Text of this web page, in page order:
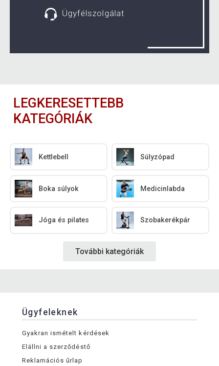
Ügyfélszolgálat
LEGKERESETTEBB
KATEGÓRIÁK
Kettlebell Súlyzópad
Boka súlyok Medicinlabda
Jóga és pilates Szobakerékpár
További kategóriák
Ügyfeleknek
Gyakran ismételt kérdések
Elállni a szerződéstő
Reklamációs űrlap